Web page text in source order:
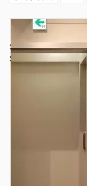
【2020年3月リニュ
SHIN RENTAL
SHIN RENTAL STUDIO